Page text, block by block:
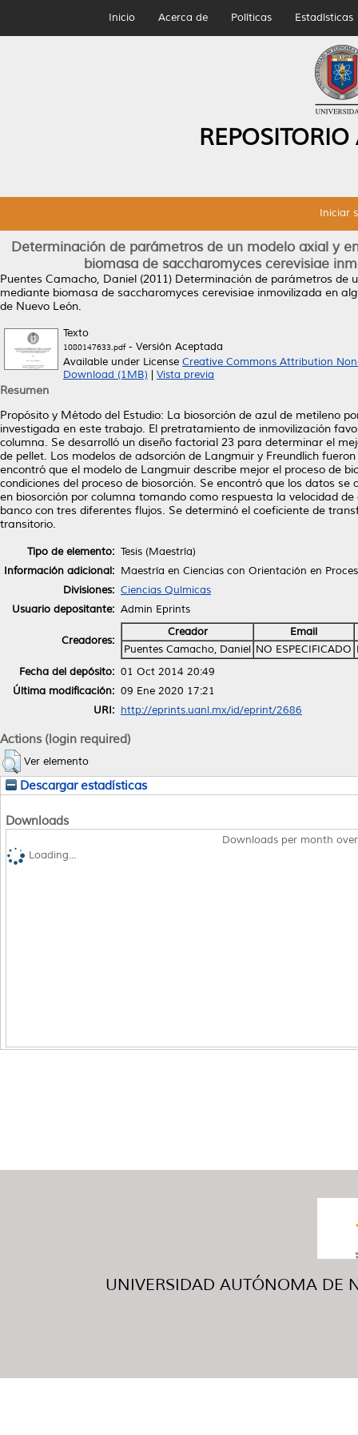
Inicio Acerca de Políticas Estadísticas
Iniciar
Determinación de parámetros de un modelo axial y
biomasa de saccharomyces cerevisiae
Puentes Camacho, Daniel (2011) Determinación de parámetros de
mediante biomasa de saccharomyces cerevisiae inmovilizada en
de Nuevo León.
Texto
1080147633.pdf- Versión Aceptada
Available under License Creative Commons Attribution
Download (1MB)
Vista previa
Resumen
Propósito y Método del Estudio: La biosorción de azul de metileno
investigada en este trabajo. El pretratamiento de inmovilización
columna. Se desarrolló un diseño factorial 23 para determinar el
de pellet. Los modelos de adsorción de Langmuir y Freundlich
encontró que el modelo de Langmuir describe mejor el proceso de
condiciones del proceso de biosorción. Se encontró que los datos
en biosorción por columna tomando como respuesta la velocidad
banco con tres diferentes flujos. Se determinó el coeficiente de
transitorio.
Tipo de elemento: Tesis (Maestría)
Información adicional: Maestría en Ciencias con Orientación en
Divisiones: Ciencias Químicas
Usuario depositante: Admin Eprints
Creadores:
Creador
Email
Puentes Camacho, Daniel NO ESPECIFICADO
Fecha del depósito: 01 Oct 2014 20:49
Última modificación: 09 Ene 2020 17:21
URI: http://eprints.uanl.mx/id/eprint/2686
Actions (login required)
Ver elemento
Descargar estadísticas
Downloads
Downloads per month
Loading...
UNIVERSIDAD AUTÓNOMA DE